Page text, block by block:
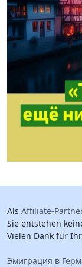
Als Affiliate-
Sie entstehen
Vielen Dank für
Эмиграция в